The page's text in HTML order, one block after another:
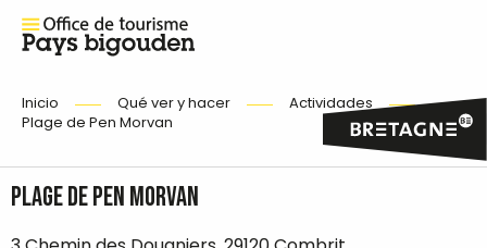
Inicio Qué ver y hacer
Actividades
Plage de Pen Morvan
Plage de Pen Morvan